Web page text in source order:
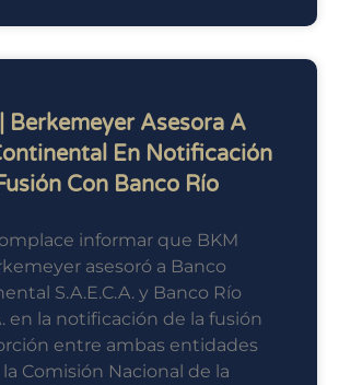
Berkemeyer Asesora A
En Notificación
Con Banco Río
informar que BKM
asesoró a Banco
S.A.E.C.A. y Banco Río
en la notificación de la fusión
entre ambas entidades
Comisión Nacional de la